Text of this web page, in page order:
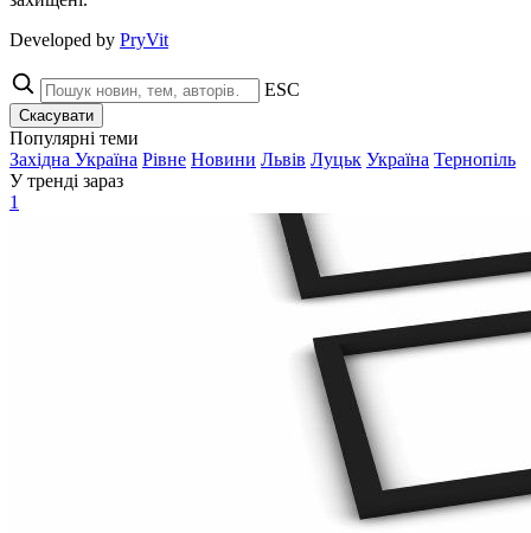
Developed by PryVit
ESC
Скасувати
Популярні теми
Західна Україна Рівне Новини Львів Луцьк Україна Тернопіль
У тренді зараз
1